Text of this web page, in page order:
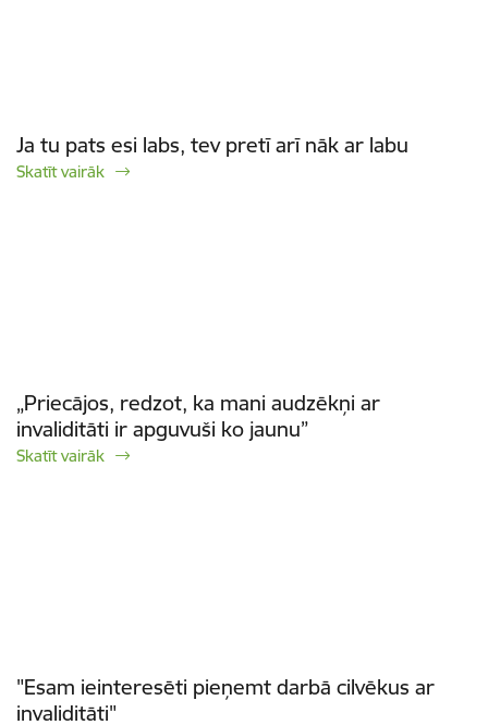
Ja tu pats esi labs, tev pretī arī nāk ar labu
Skatīt vairāk
„Priecājos, redzot, ka mani audzēkņi ar
invaliditāti ir apguvuši ko jaunu”
Skatīt vairāk
"Esam ieinteresēti pieņemt darbā cilvēkus ar
invaliditāti"